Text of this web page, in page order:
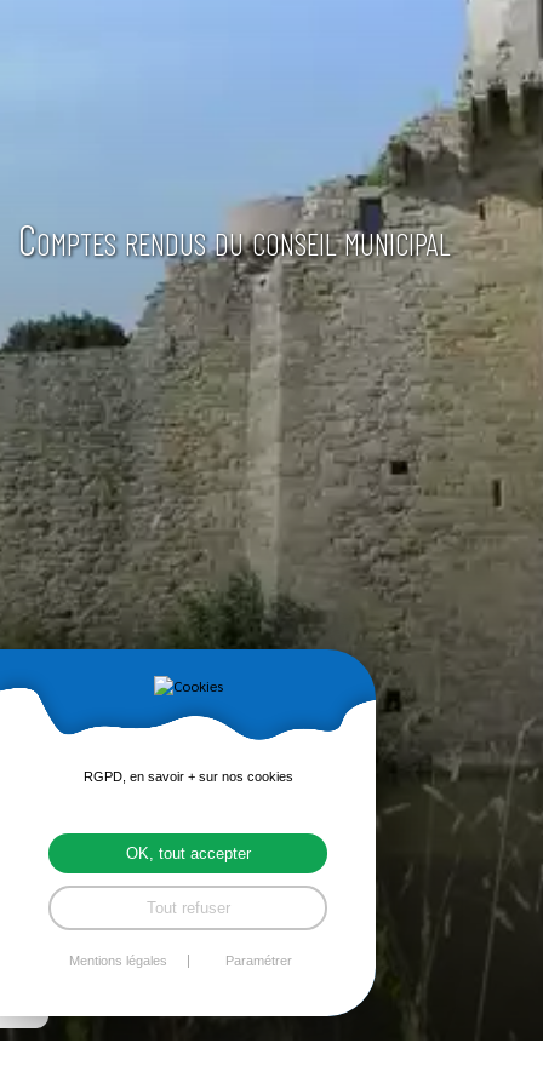
Comptes rendus du conseil municipal
RGPD, en savoir + sur nos cookies
OK, tout accepter
Tout refuser
Mentions légales Paramétrer